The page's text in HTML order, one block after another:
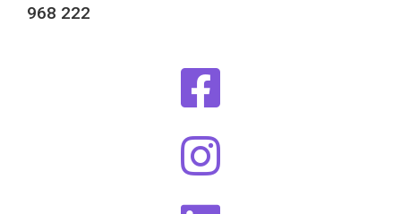
968 222